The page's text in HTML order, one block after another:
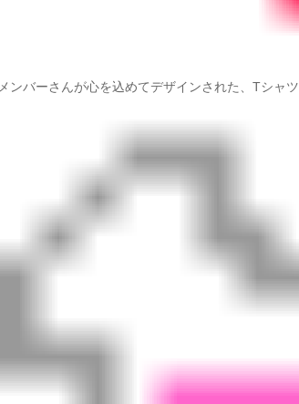
メンバーさんが心を込めてデザインされた、Tシャツ